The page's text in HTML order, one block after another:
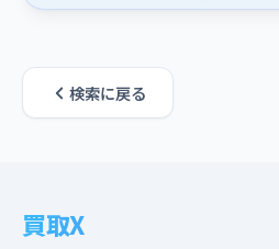
検索に戻る
買取X